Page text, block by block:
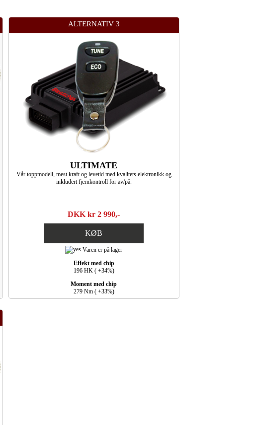
ALTERNATIV 3
ULTIMATE
Vår toppmodell, mest kraft og levetid med kvalitets elektronikk og
inkludert fjernkontroll for av/på.
DKK kr 2 990,-
KØB
Varen er på lager
Effekt med chip
196 HK ( +34%)
Moment med chip
279 Nm ( +33%)